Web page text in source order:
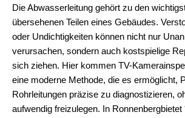
Die Abwasserleitung gehört zu den
übersehenen Teilen eines Gebäudes.
oder Undichtigkeiten können nicht nur
verursachen, sondern auch kostspielige
sich ziehen. Hier kommen TV-
eine moderne Methode, die es ermöglicht,
Rohrleitungen präzise zu diagnostizieren,
aufwendig freizulegen. In